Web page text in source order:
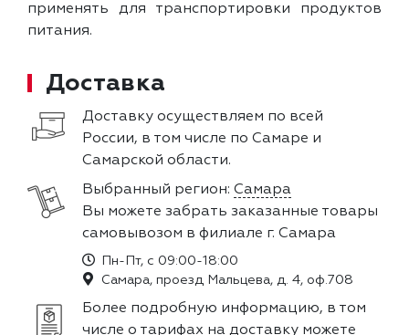
применять для транспортировки продуктов
питания.
Доставка
Доставку осуществляем по всей
России, в том числе по Самаре и
Самарской области.
Выбранный регион: Самара
Вы можете забрать заказанные товары
самовывозом в филиале г. Самара
Пн-Пт, с 09:00-18:00
Самара, проезд Мальцева, д. 4, оф.708
Более подробную информацию, в том
числе о тарифах на доставку можете